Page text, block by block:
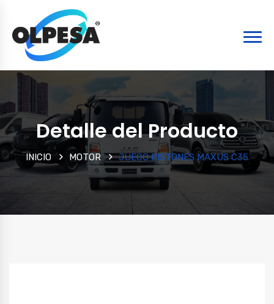
Detalle del Producto
INICIO MOTOR JUEGO PISTONES MAXUS C35